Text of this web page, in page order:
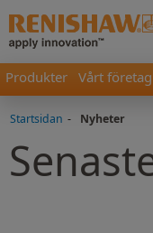
Produkter Vårt företag
Startsidan - Nyheter